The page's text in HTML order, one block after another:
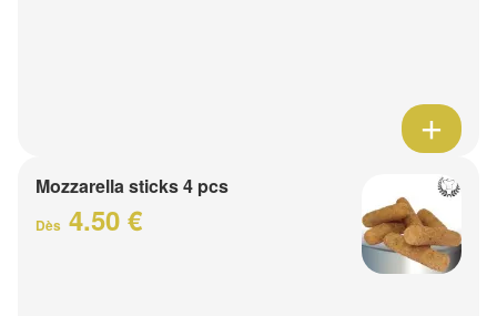
Mozzarella sticks 4 pcs
Dès 4.50 €